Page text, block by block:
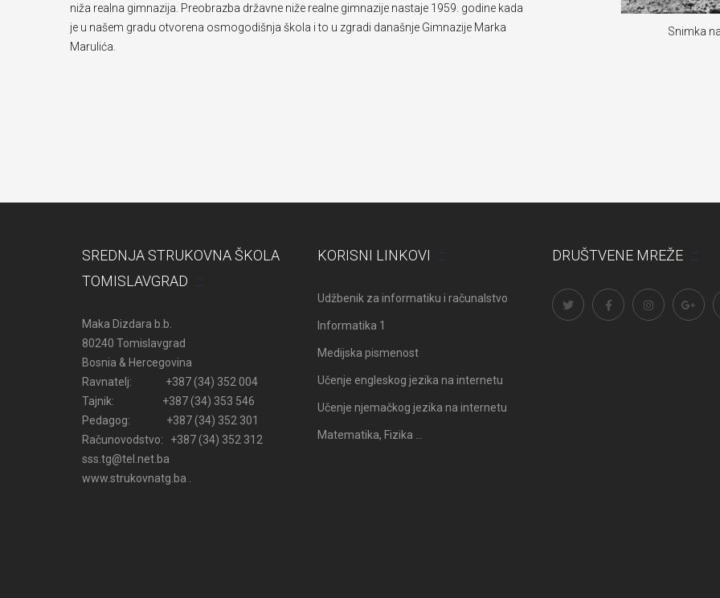
niža realna gimnazija. Preobrazba državne niže realne gimnazije nastaje 1959. godine kada
je u našem gradu otvorena osmogodišnja škola i to u zgradi današnje Gimnazije Marka
Marulića.
Snimka
SREDNJA STRUKOVNA ŠKOLA
TOMISLAVGRAD
Maka Dizdara b.b.
80240 Tomislavgrad
Bosnia & Hercegovina
Ravnatelj: +387 (34) 352 004
Tajnik: +387 (34) 353 546
Pedagog: +387 (34) 352 301
Računovodstvo: +387 (34) 352 312
sss.tg@tel.net.ba
www.strukovnatg.ba .
KORISNI LINKOVI
Udžbenik za informatiku i računalstvo
Informatika 1
Medijska pismenost
Učenje engleskog jezika na internetu
Učenje njemačkog jezika na internetu
Matematika, Fizika …
DRUŠTVENE MREŽE
Odluka: Rekonstrukcija podova u
Obavijest: Termini